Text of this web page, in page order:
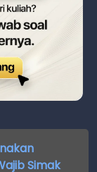
Simak